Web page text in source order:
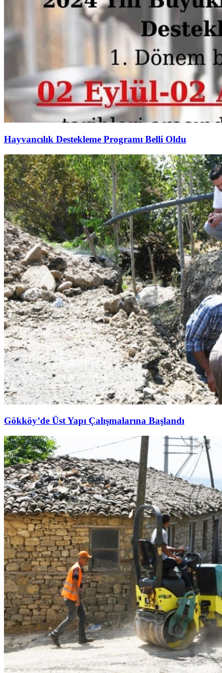
Hayvancılık Destekleme Programı Belli Oldu
Gökköy’de Üst Yapı Çalışmalarına Başlandı